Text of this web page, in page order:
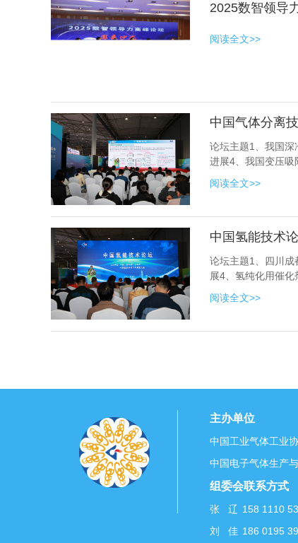
2025数智领导
阅读全文>>
中国气体分离
论坛主题1、我国
进展4、我国变压吸
阅读全文>>
中国氢能技术
论坛主题1、四川
展4、氢纯化用催化
阅读全文>>
主办单位
中国工业气体工业
中国电子气体生产
组委会联系方式
张 辽 158 1110
刘 佳 186 0195